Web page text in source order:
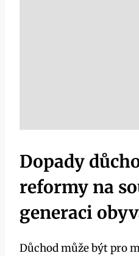
Dopady
reformy na
generaci
Důchod může být pro